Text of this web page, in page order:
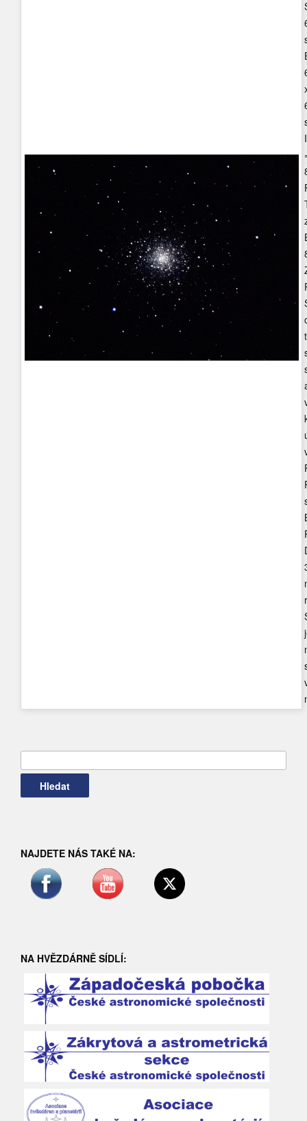
NAJDETE NÁS TAKÉ NA:
NA HVĚZDÁRNĚ SÍDLÍ: